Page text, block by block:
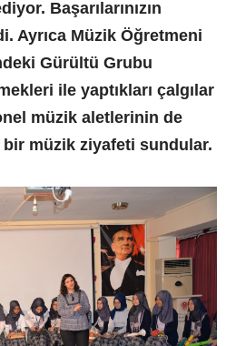
Başarılarınızın
Ayrıca Müzik Öğretmeni
Gürültü Grubu
ile yaptıkları çalgılar
müzik aletlerinin de
müzik ziyafeti sundular.